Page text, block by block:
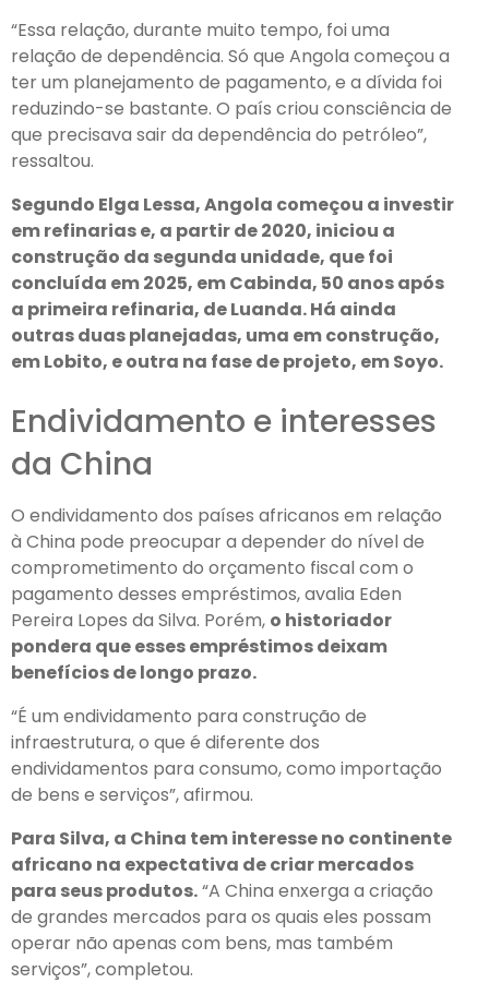
“Essa relação, durante muito tempo, foi uma
relação de dependência. Só que Angola começou a
ter um planejamento de pagamento, e a dívida foi
reduzindo-se bastante. O país criou consciência de
que precisava sair da dependência do petróleo”,
ressaltou.
Segundo Elga Lessa, Angola começou a investir
em refinarias e, a partir de 2020, iniciou a
construção da segunda unidade, que foi
concluída em 2025, em Cabinda, 50 anos após
a primeira refinaria, de Luanda. Há ainda
outras duas planejadas, uma em construção,
em Lobito, e outra na fase de projeto, em Soyo.
Endividamento e interesses
da China
O endividamento dos países africanos em relação
à China pode preocupar a depender do nível de
comprometimento do orçamento fiscal com o
pagamento desses empréstimos, avalia Eden
Pereira Lopes da Silva. Porém, o historiador
pondera que esses empréstimos deixam
benefícios de longo prazo.
“É um endividamento para construção de
infraestrutura, o que é diferente dos
endividamentos para consumo, como importação
de bens e serviços”, afirmou.
Para Silva, a China tem interesse no continente
africano na expectativa de criar mercados
para seus produtos.“A China enxerga a criação
de grandes mercados para os quais eles possam
operar não apenas com bens, mas também
serviços”, completou.